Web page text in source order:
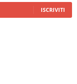
ISCRIVITI